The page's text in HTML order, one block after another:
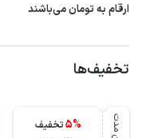
ارقام به تومان می‌باشند
تخفیف‌ها
5%
تخفیف